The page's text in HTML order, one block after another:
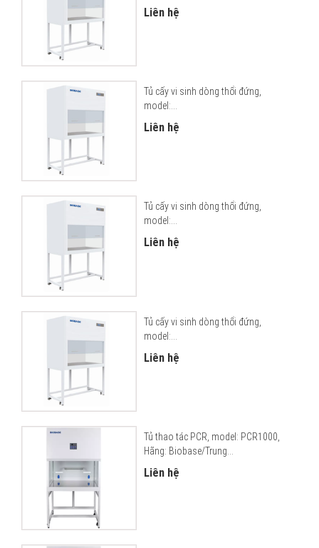
Liên hệ
Tủ cấy vi sinh dòng thổi đứng,
model:...
Liên hệ
Tủ cấy vi sinh dòng thổi đứng,
model:...
Liên hệ
Tủ cấy vi sinh dòng thổi đứng,
model:...
Liên hệ
Tủ thao tác PCR, model: PCR1000,
Hãng: Biobase/Trung...
Liên hệ